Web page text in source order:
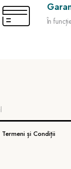
În
Termeni și Condiții